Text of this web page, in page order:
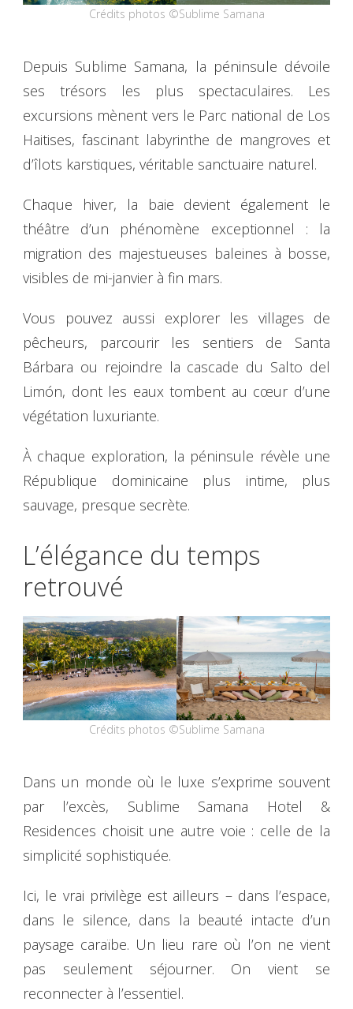
Crédits photos ©Sublime Samana
Depuis Sublime Samana, la péninsule dévoile
ses trésors les plus spectaculaires. Les
excursions mènent vers le Parc national de Los
Haitises, fascinant labyrinthe de mangroves et
d’îlots karstiques, véritable sanctuaire naturel.
Chaque hiver, la baie devient également le
théâtre d’un phénomène exceptionnel : la
migration des majestueuses baleines à bosse,
visibles de mi-janvier à fin mars.
Vous pouvez aussi explorer les villages de
pêcheurs, parcourir les sentiers de Santa
Bárbara ou rejoindre la cascade du Salto del
Limón, dont les eaux tombent au cœur d’une
végétation luxuriante.
À chaque exploration, la péninsule révèle une
République dominicaine plus intime, plus
sauvage, presque secrète.
L’élégance du temps
retrouvé
Crédits photos ©Sublime Samana
Dans un monde où le luxe s’exprime souvent
par l’excès, Sublime Samana Hotel &
Residences choisit une autre voie : celle de la
simplicité sophistiquée.
Ici, le vrai privilège est ailleurs – dans l’espace,
dans le silence, dans la beauté intacte d’un
paysage caraïbe. Un lieu rare où l’on ne vient
pas seulement séjourner. On vient se
reconnecter à l’essentiel.